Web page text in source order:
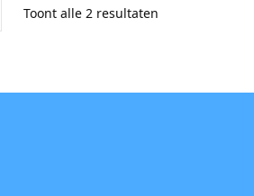
Toont alle 2 resultaten